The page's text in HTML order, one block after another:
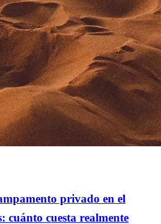
privado en el
cuánto cuesta realmente